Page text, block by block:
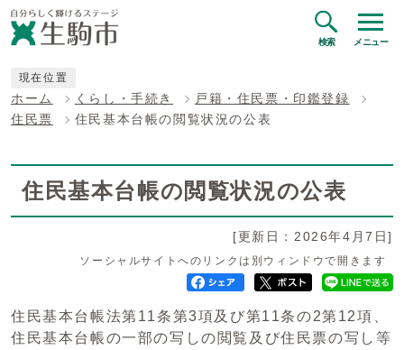
検索 メニュー
現在位置
ホーム くらし・手続き
戸籍・住民票・印鑑登録
住民票
住民基本台帳の閲覧状況の公表
住民基本台帳の閲覧状況の公表
[更新日：2026年4月7日]
ソーシャルサイトへのリンクは別ウィンドウで開きます
住民基本台帳法第11条第3項及び第11条の2第12項、
住民基本台帳の一部の写しの閲覧及び住民票の写し等